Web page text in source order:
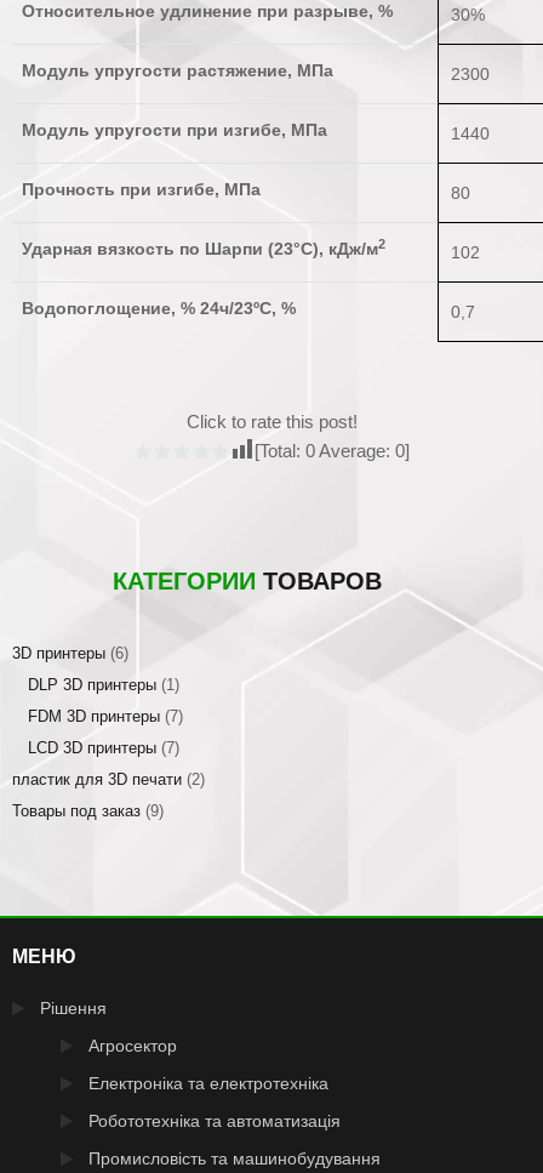
Относительное удлинение при разрыве, % 30%
Модуль упругости растяжение, МПа 2300
Модуль упругости при изгибе, МПа 1440
Прочность при изгибе, МПа 80
Ударная вязкость по Шарпи (23°C), кДж/м2 102
Водопоглощение, % 24ч/23ºC, % 0,7
Click to rate this post!
[Total: 0Average: 0]
КАТЕГОРИИ ТОВАРОВ
3D принтеры (6)
DLP 3D принтеры (1)
FDM 3D принтеры (7)
LCD 3D принтеры (7)
пластик для 3D печати (2)
Товары под заказ (9)
МЕНЮ
Рішення
Агросектор
Електроніка та електротехніка
Робототехніка та автоматизація
Промисловість та машинобудування